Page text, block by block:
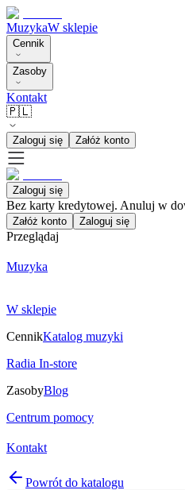
MuzykaW sklepie
Cennik
Zasoby
Kontakt
🇵🇱
Zaloguj się Załóż konto
Zaloguj się
Bez karty kredytowej. Anuluj w
Załóż konto Zaloguj się
Przeglądaj
Muzyka
W sklepie
CennikKatalog muzyki
Radia In-store
ZasobyBlog
Centrum pomocy
Kontakt
Powrót do katalogu